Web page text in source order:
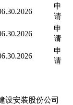
申
请
申
请
申
请
设安装股份公司